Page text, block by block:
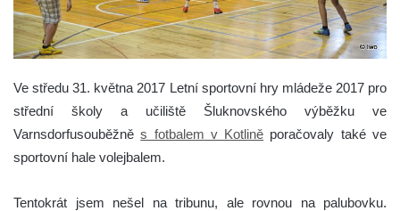
Ve středu 31. května 2017 Letní sportovní hry mládeže 2017 pro
střední školy a učiliště Šluknovského výběžku ve
Varnsdorfusouběžněs fotbalem v Kotlině poračovaly také ve
sportovní hale volejbalem.
Tentokrát jsem nešel na tribunu, ale rovnou na palubovku.